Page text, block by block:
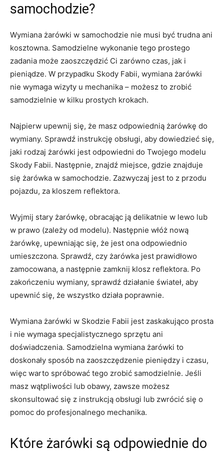
samochodzie?
Wymiana żarówki‌ w samochodzie ⁢nie musi być trudna ani
kosztowna. Samodzielne wykonanie tego prostego
zadania może zaoszczędzić Ci zarówno czas, jak‍ i
pieniądze. W przypadku Skody Fabii, ⁢wymiana żarówki
nie wymaga wizyty u mechanika‌ – możesz to zrobić
samodzielnie w kilku prostych ⁣krokach.
Najpierw upewnij się, że masz odpowiednią ⁤żarówkę do⁤
wymiany. Sprawdź instrukcję obsługi, aby⁣ dowiedzieć się,
jaki rodzaj żarówki⁤ jest odpowiedni do Twojego modelu
⁢Skody ⁣Fabii. Następnie, znajdź miejsce, gdzie ⁣znajduje⁢
się żarówka w samochodzie. Zazwyczaj ⁢jest to z przodu
pojazdu, za kloszem reflektora.
Wyjmij stary żarówkę, obracając ją delikatnie w lewo lub
w prawo‌ (zależy od modelu). Następnie włóż nową
żarówkę, upewniając się, że jest ona odpowiednio⁣
umieszczona.⁣ Sprawdź,‍ czy ⁤żarówka jest ​prawidłowo
zamocowana, a następnie zamknij klosz reflektora. Po
zakończeniu wymiany, sprawdź działanie świateł, aby
upewnić się, że wszystko działa poprawnie.
Wymiana żarówki w Skodzie Fabii jest⁤ zaskakująco prosta
i nie wymaga ‍specjalistycznego sprzętu ani
doświadczenia. Samodzielna wymiana żarówki to
doskonały sposób ‌na zaoszczędzenie pieniędzy i czasu,
więc‍ warto spróbować tego zrobić​ samodzielnie.⁢ Jeśli⁣
masz wątpliwości lub ‍obawy, zawsze ‍możesz
skonsultować się z ⁢instrukcją obsługi lub zwrócić się o
pomoc ⁣do profesjonalnego mechanika.
Które żarówki są odpowiednie do